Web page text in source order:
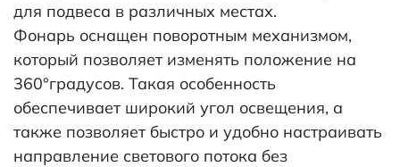
для подвеса в различных местах.
Фонарь оснащен поворотным механизмом,
который позволяет изменять положение на
360°градусов. Такая особенность
обеспечивает широкий угол освещения, а
также позволяет быстро и удобно настраивать
направление светового потока без